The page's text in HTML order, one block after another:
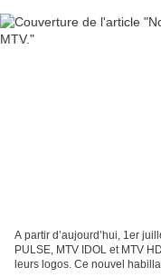
A partir d’aujourd’hui, 1er
PULSE, MTV IDOL et MTV
leurs logos. Ce nouvel